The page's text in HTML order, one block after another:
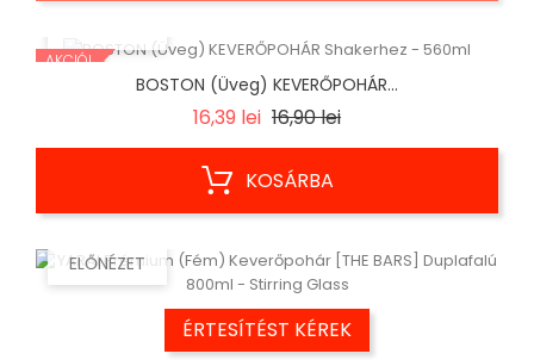
AKCIÓ!
BOSTON (Üveg) KEVERŐPOHÁR...
16,39 lei Regular
16,90 leiÁr
KOSÁRBA
ELŐNÉZET
ÉRTESÍTÉST KÉREK